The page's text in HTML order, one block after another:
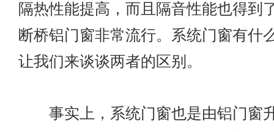
隔热性能提高，而且隔音性能也得到
断桥铝门窗非常流行。系统门窗有什
让我们来谈谈两者的区别。
事实上，系统门窗也是由铝门窗